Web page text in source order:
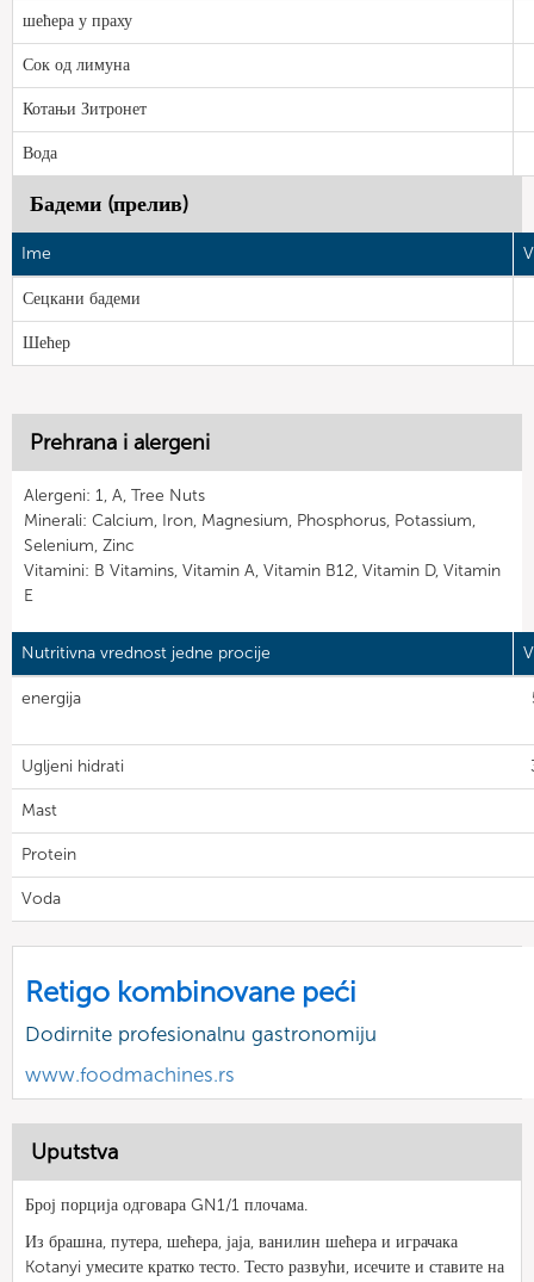
шећера у праху
Сок од лимуна
Котањи Зитронет
Вода
Бадеми (прелив)
Ime
Сецкани бадеми
Шећер
Prehrana i alergeni
Alergeni: 1, A, Tree Nuts
Minerali: Calcium, Iron, Magnesium, Phosphorus, Potassium,
Selenium, Zinc
Vitamini: B Vitamins, Vitamin A, Vitamin B12, Vitamin D, Vitamin
E
Nutritivna vrednost jedne procije
energija
Ugljeni hidrati
Mast
Protein
Voda
Retigo kombinovane peći
Dodirnite profesionalnu gastronomiju
www.foodmachines.rs
Uputstva
Број порција одговара GN1/1 плочама.
Из брашна, путера, шећера, јаја, ванилин шећера и играчака
Kotanyi умесите кратко тесто. Тесто развући, исечите и ставите на